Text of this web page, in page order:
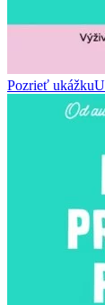
Pozrieť ukážku